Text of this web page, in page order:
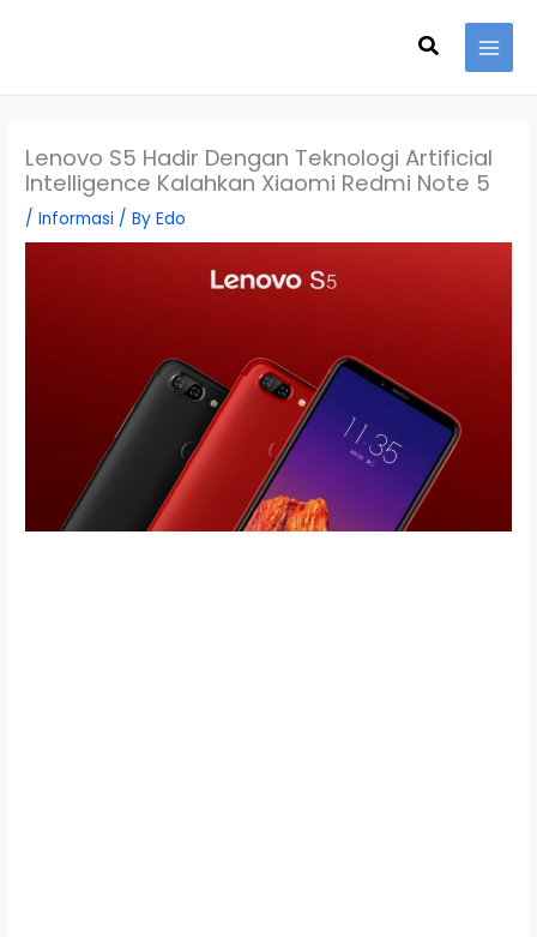
Search
Lenovo S5 Hadir Dengan Teknologi Artificial
Intelligence Kalahkan Xiaomi Redmi Note 5
/Informasi / ByEdo